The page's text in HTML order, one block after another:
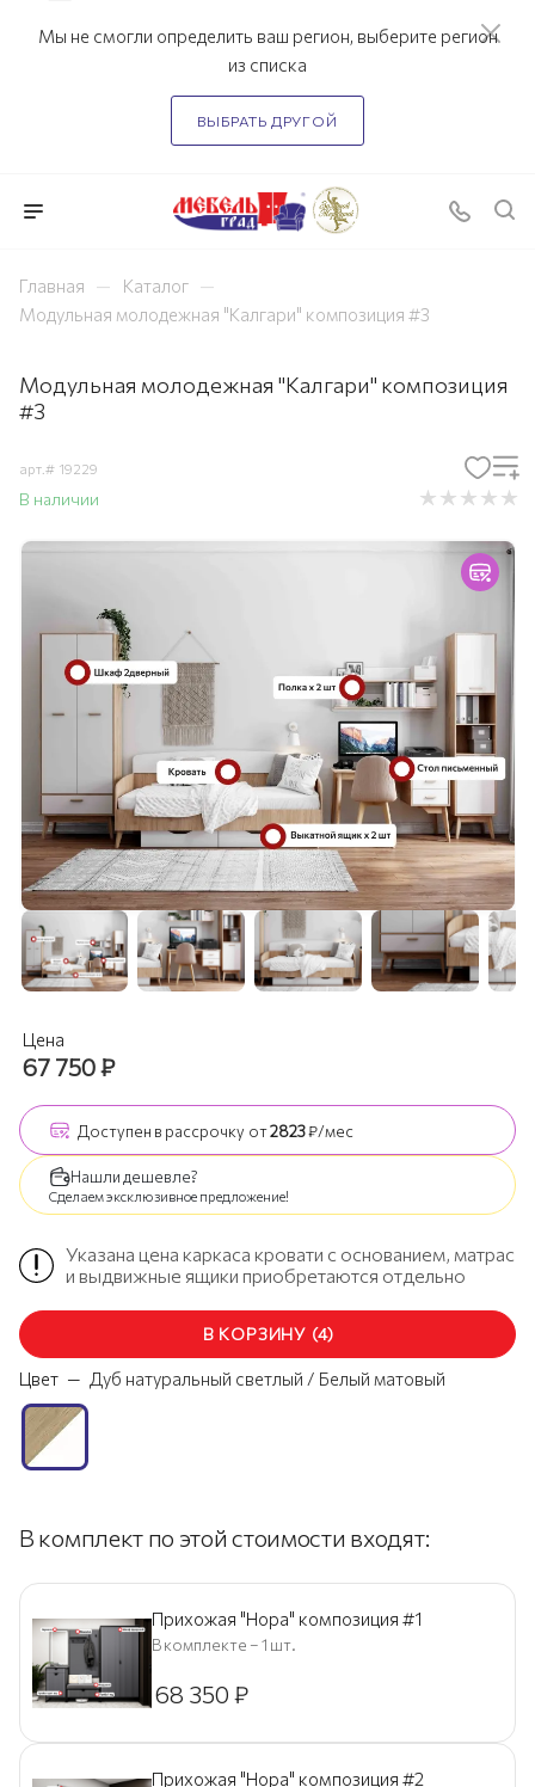
Мы не смогли определить ваш регион, выберите регион
из списка
ВЫБРАТЬ ДРУГОЙ
Главная — Каталог —
Модульная молодежная "Калгари" композиция #3
Модульная молодежная "Калгари" композиция
#3
арт.# 19229
В наличии
Цена
67 750₽
Доступен в рассрочку от2823₽/мес
Нашли дешевле?
Сделаем эксклюзивное предложение!
Указана цена каркаса кровати с основанием, матрас
и выдвижные ящики приобретаются отдельно
В КОРЗИНУ (4)
Цвет — Дуб натуральный светлый / Белый матовый
В комплект по этой стоимости входят:
Прихожая "Нора" композиция #1
В комплекте – 1 шт.
68 350 ₽
Прихожая "Нора" композиция #2